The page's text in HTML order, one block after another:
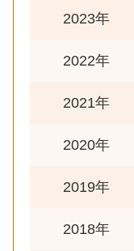
2023年
2022年
2021年
2020年
2019年
2018年